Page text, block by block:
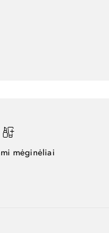
mėginėliai